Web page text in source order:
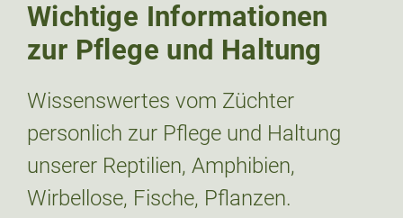
Wichtige Informationen
zur Pflege und Haltung
Wissenswertes vom Züchter
personlich zur Pflege und Haltung
unserer Reptilien, Amphibien,
Wirbellose, Fische, Pflanzen.